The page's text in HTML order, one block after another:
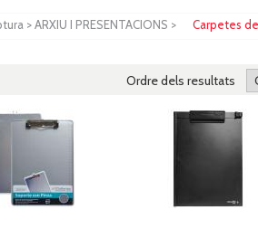
>ARXIU I PRESENTACIONS > Carpetes
Ordre dels resultats